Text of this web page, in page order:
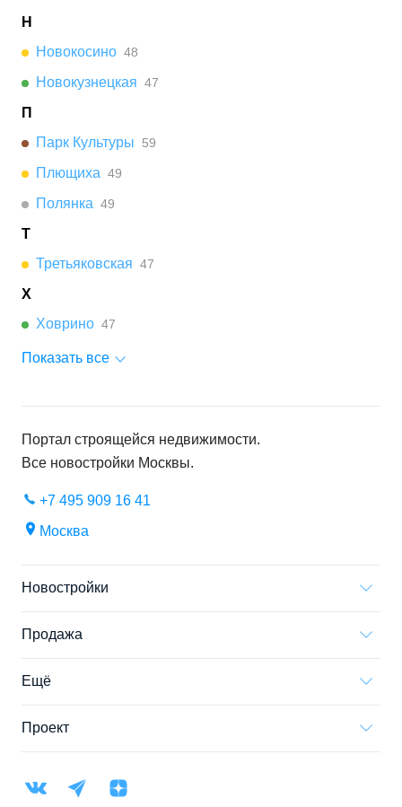
Н
Новокосино 48
Новокузнецкая 47
П
Парк Культуры
59
Плющиха 49
Полянка 49
Т
Третьяковская 47
Х
Ховрино 47
Показать все
Портал строящейся недвижимости.
Все новостройки Москвы.
+7 495 909 16 41
Москва
Новостройки
Продажа
Ещё
Проект